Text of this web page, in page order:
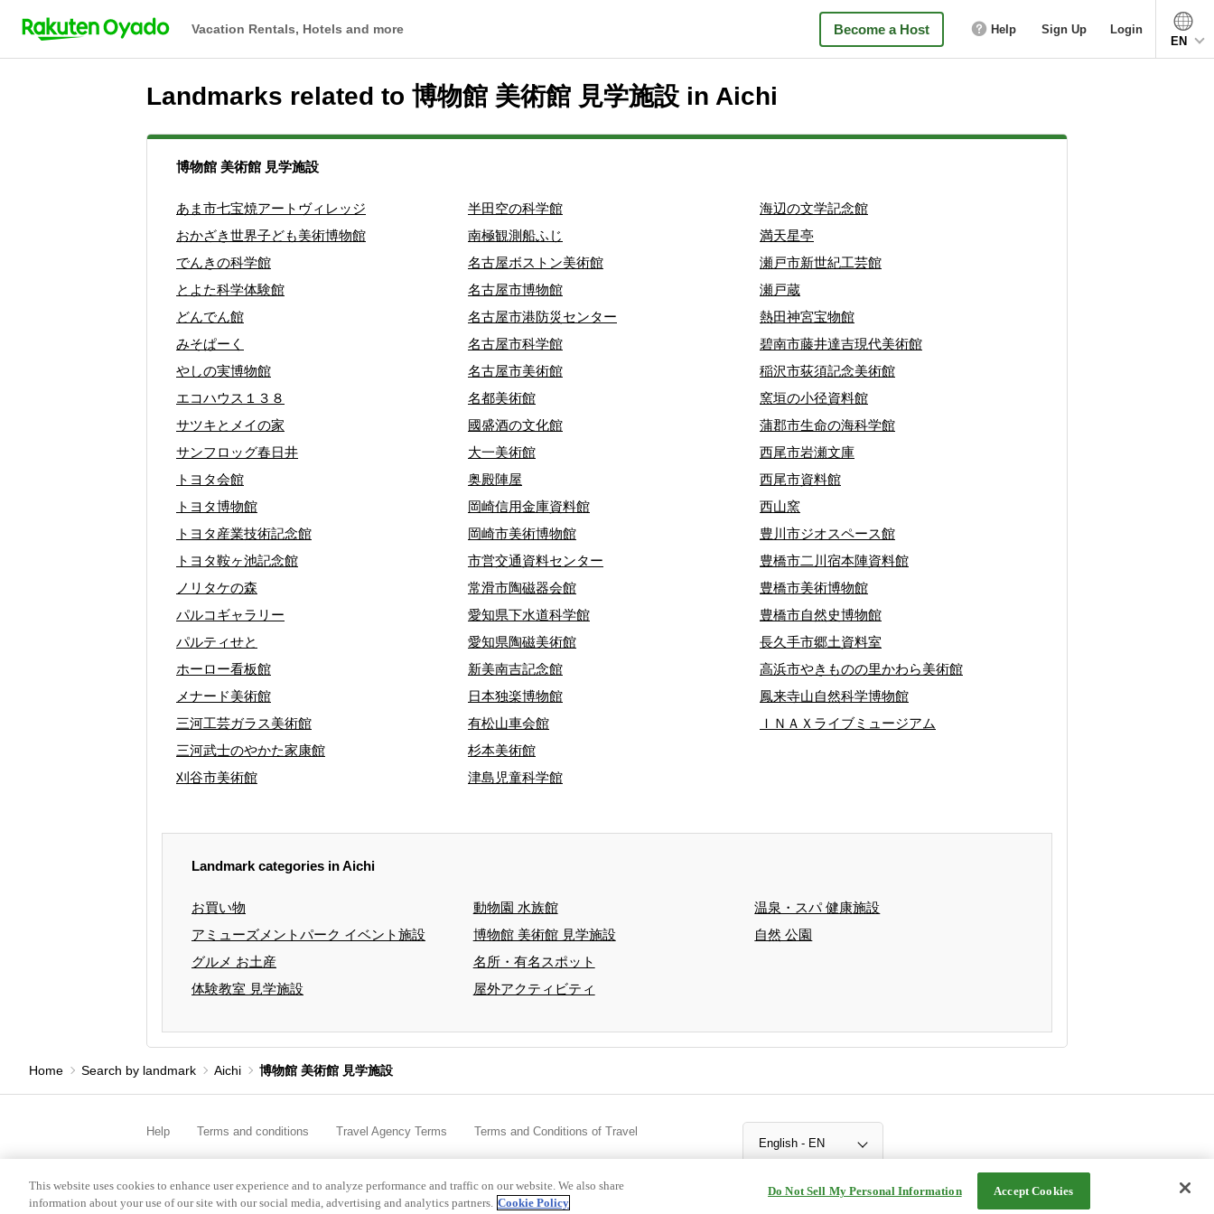
Vacation Rentals, Hotels and more Become a Host Help Sign Up
Login
EN
Landmarks related to 博物館 美術館 見学施設 in Aichi
博物館 美術館 見学施設
あま市七宝焼アートヴィレッジ
おかざき世界子ども美術博物館
でんきの科学館
とよた科学体験館
どんでん館
みそぱーく
やしの実博物館
エコハウス１３８
サツキとメイの家
サンフロッグ春日井
トヨタ会館
トヨタ博物館
トヨタ産業技術記念館
トヨタ鞍ヶ池記念館
ノリタケの森
パルコギャラリー
パルティせと
ホーロー看板館
メナード美術館
三河工芸ガラス美術館
三河武士のやかた家康館
刈谷市美術館
半田空の科学館
南極観測船ふじ
名古屋ボストン美術館
名古屋市博物館
名古屋市港防災センター
名古屋市科学館
名古屋市美術館
名都美術館
國盛酒の文化館
大一美術館
奥殿陣屋
岡崎信用金庫資料館
岡崎市美術博物館
市営交通資料センター
常滑市陶磁器会館
愛知県下水道科学館
愛知県陶磁美術館
新美南吉記念館
日本独楽博物館
有松山車会館
杉本美術館
津島児童科学館
海辺の文学記念館
満天星亭
瀬戸市新世紀工芸館
瀬戸蔵
熱田神宮宝物館
碧南市藤井達吉現代美術館
稲沢市荻須記念美術館
窯垣の小径資料館
蒲郡市生命の海科学館
西尾市岩瀬文庫
西尾市資料館
西山窯
豊川市ジオスペース館
豊橋市二川宿本陣資料館
豊橋市美術博物館
豊橋市自然史博物館
長久手市郷土資料室
高浜市やきものの里かわら美術館
鳳来寺山自然科学博物館
ＩＮＡＸライブミュージアム
Landmark categories in Aichi
お買い物
アミューズメントパーク イベント施設
グルメ お土産
体験教室 見学施設
動物園 水族館
博物館 美術館 見学施設
名所・有名スポット
屋外アクティビティ
温泉・スパ 健康施設
自然 公園
Home Search by landmark Aichi 博物館 美術館 見学施設
Help Terms and conditions Travel Agency Terms Terms and Conditions of Travel
Service Fee Privacy policy Company Information Cookie Policy
©Rakuten Group, Inc.
This website uses cookies to enhance user experience and to analyze performance and traffic on our website. We also share
information about your use of our site with our social media, advertising and analytics partners. Cookie Policy
Do Not Sell My Personal Information Accept Cookies